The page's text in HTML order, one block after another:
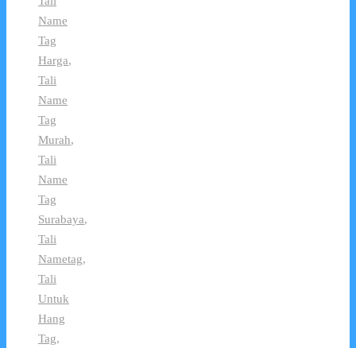
Name
Tag
Harga,
Tali
Name
Tag
Murah,
Tali
Name
Tag
Surabaya,
Tali
Nametag,
Tali
Untuk
Hang
Tag,